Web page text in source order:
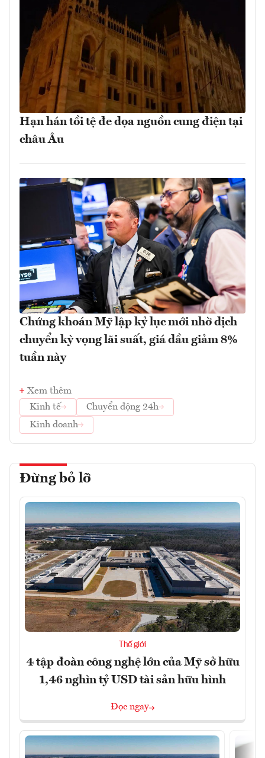
Hạn hán tồi tệ đe dọa nguồn cung điện tại
châu Âu
Chứng khoán Mỹ lập kỷ lục mới nhờ dịch
chuyển kỳ vọng lãi suất, giá dầu giảm 8%
tuần này
Xem thêm
Kinh tế
Chuyển động 24h
Kinh doanh
Đừng bỏ lỡ
Thế giới
4 tập đoàn công nghệ lớn của Mỹ sở hữu
1,46 nghìn tỷ USD tài sản hữu hình
Đọc ngay